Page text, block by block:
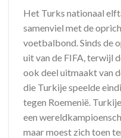
Het Turks nationaal
samenviel met de
voetbalbond. Sinds de
uit van de FIFA, terwijl
ook deel uitmaakt van
die Turkije speelde
tegen Roemenië.
een
maar moest zich toen